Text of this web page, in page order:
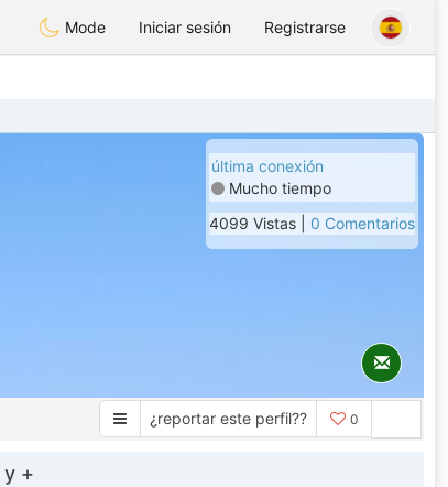
Mode Iniciar sesión Registrarse
última conexión
Mucho tiempo
4099 Vistas | 0 Comentarios
¿reportar este perfil?? 0
y +